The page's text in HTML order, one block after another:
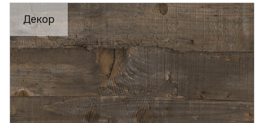
Декор